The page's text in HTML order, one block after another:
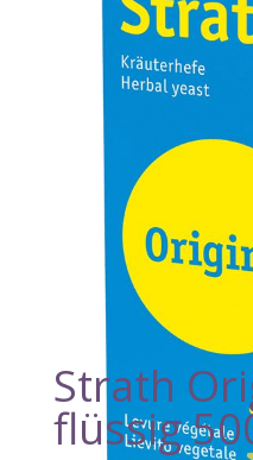
Strath
flüssig